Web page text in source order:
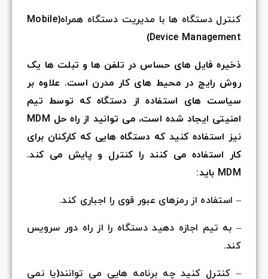
کنترل دستگاه ها با مدیریت دستگاه همراه(Mobile
Device Management)
ذخیره فایل های حساس در تلفن ها و تبلت ها یک
روش رایج در محیط های کار مدرن است. علاوه بر
سیاست های استفاده از دستگاه که توسط تیم
امنیتی ایجاد شده است، می توانید از راه حل MDM
نیز استفاده کنید که دستگاه هایی که کارکنان برای
کار استفاده می کنند را کنترل و پایش می کند.
MDM باید:
– استفاده از رمزهای عبور قوی را اجباری کند.
– به تیم اجازه دهید دستگاه را از راه دور سرویس
کند.
– کنترل کنید چه برنامه هایی می توانند(یا نمی